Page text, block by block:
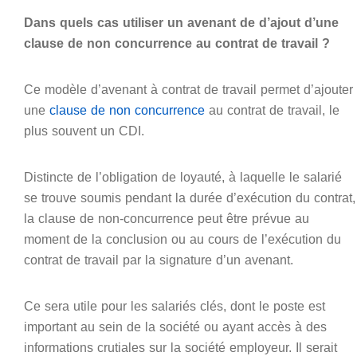
Dans quels cas utiliser un avenant de d’ajout d’une
clause de non concurrence au contrat de travail ?
Ce modèle d’avenant à contrat de travail permet d’ajouter
une clause de non concurrence au contrat de travail, le
plus souvent un CDI.
Distincte de l’obligation de loyauté, à laquelle le salarié
se trouve soumis pendant la durée d’exécution du contrat,
la clause de non-concurrence peut être prévue au
moment de la conclusion ou au cours de l’exécution du
contrat de travail par la signature d’un avenant.
Ce sera utile pour les salariés clés, dont le poste est
important au sein de la société ou ayant accès à des
informations crutiales sur la société employeur. Il serait